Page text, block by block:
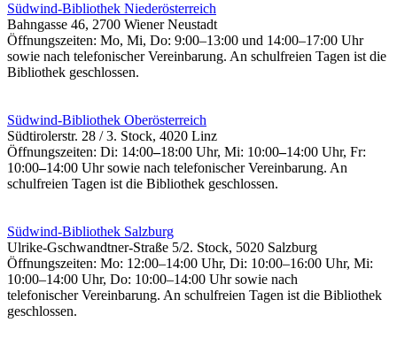
Südwind-Bibliothek Niederösterreich
Bahngasse 46, 2700 Wiener Neustadt
Öffnungszeiten: Mo, Mi, Do: 9:00–13:00 und 14:00–17:00 Uhr
sowie nach telefonischer Vereinbarung. An schulfreien Tagen ist die
Bibliothek geschlossen.
Südwind-Bibliothek Oberösterreich
Südtirolerstr. 28 / 3. Stock, 4020 Linz
Öffnungszeiten: Di: 14:00–18:00 Uhr, Mi: 10:00–14:00 Uhr, Fr:
10:00–14:00 Uhr sowie nach telefonischer Vereinbarung. An
schulfreien Tagen ist die Bibliothek geschlossen.
Südwind-Bibliothek Salzburg
Ulrike-Gschwandtner-Straße 5/2. Stock, 5020 Salzburg
Öffnungszeiten: Mo: 12:00–14:00 Uhr, Di: 10:00–16:00 Uhr, Mi:
10:00–14:00 Uhr, Do: 10:00–14:00 Uhr sowie nach
telefonischer Vereinbarung. An schulfreien Tagen ist die Bibliothek
geschlossen.